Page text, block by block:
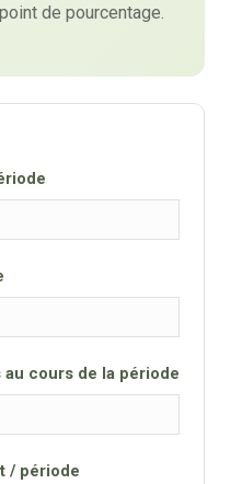
de pourcentage.
cours de la période
/ période